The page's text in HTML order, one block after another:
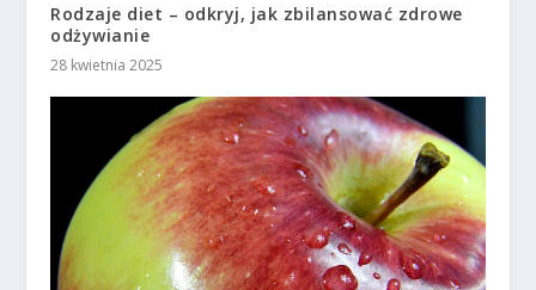
Rodzaje diet – odkryj, jak zbilansować zdrowe
odżywianie
28 kwietnia 2025